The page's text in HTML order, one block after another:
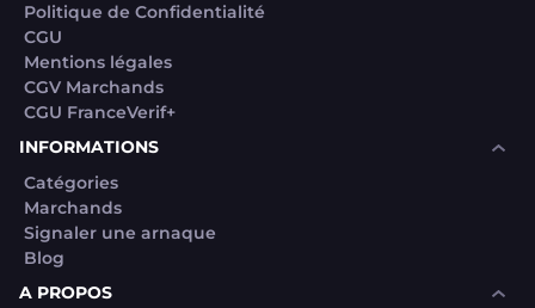
Politique de Confidentialité
CGU
Mentions légales
CGV Marchands
CGU FranceVerif+
INFORMATIONS
Catégories
Marchands
Signaler une arnaque
Blog
A PROPOS